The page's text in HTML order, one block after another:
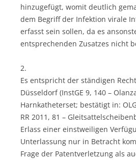
hinzugefügt, womit deutlich
dem Begriff der Infektion virale
erfasst sein sollen, da es
entsprechenden Zusatzes nicht
2.
Es entspricht der ständigen
Düsseldorf (InstGE 9, 140 –
Harnkatheterset; bestätigt in:
RR 2011, 81 –
Erlass einer einstweiligen
Unterlassung nur in Betracht
Frage der Patentverletzung als